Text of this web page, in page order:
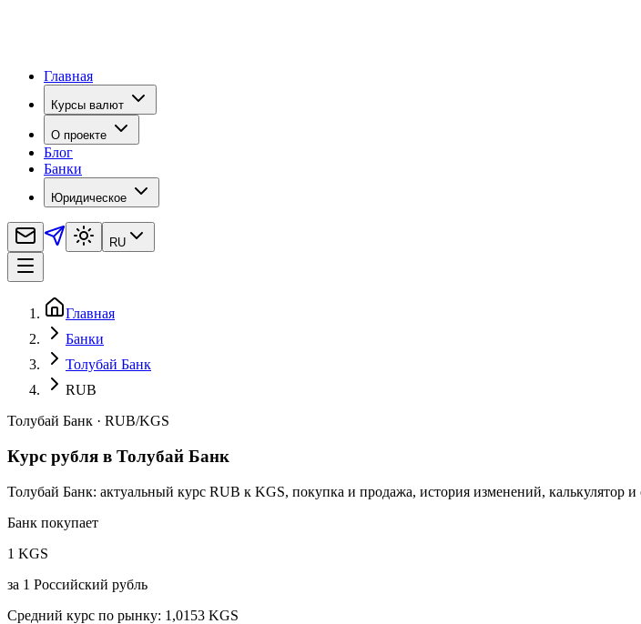
Главная
Курсы валют
О проекте
Блог
Банки
Юридическое
RU
Главная
Банки
Толубай Банк
RUB
Толубай Банк · RUB/KGS
Курс рубля в Толубай Банк
Толубай Банк: актуальный курс RUB к KGS, покупка и продажа, история изменений, калькулятор
Банк покупает
1 KGS
за 1 Российский рубль
Средний курс по рынку: 1,0153 KGS